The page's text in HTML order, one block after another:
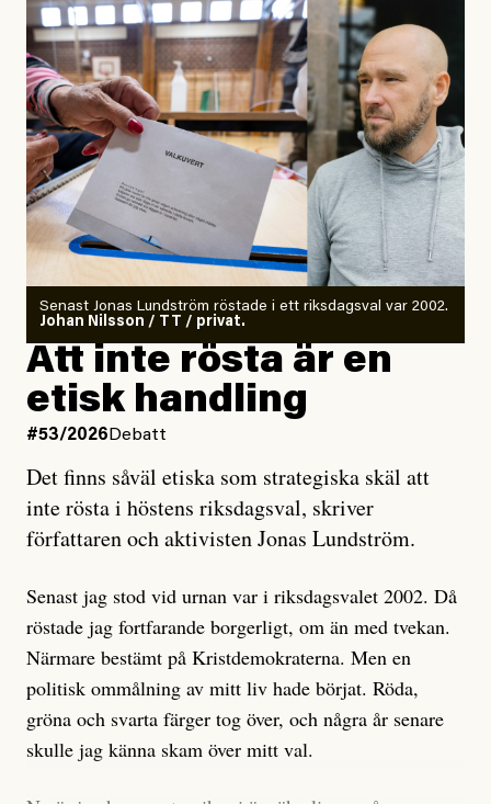
utpekas som israelisk infiltratör”. Enligt ingressen
handlar artikeln om en person vars ”bakgrund skapar
splittring och oro i rörelsen”. Problemet är att artikeln
skapar betydligt mer oro i palestinarörelsen – och den
oberoende vänstern – än den porträtterade personen
eller dess bakgrund.
Det finns en väldigt enkel regel inom alla politiska
rörelser när det gäller misstänkta infiltratörer:
Antingen har en bevis på att de är infiltratörer, och då
ska en gå ut med det så fort det bara går för att skydda
rörelsen. Eller så har en inga bevis, bara misstankar,
och då ska en efterforska diskret, just för att inte skapa
oro inom rörelsen.
Artikeln undersöker inte, som ETC påstår, ”vad som
är sant, vad som är rykten”, utan den bidrar bara till
ännu mer ryktesspridning. Det finns inte ett enda bevis
misstänkta personen är en infiltratör. Det som läsaren
får veta är att personen har ändrat sina politiska åsikter
under åren, att den har raderat tidigare innehåll på sina
sociala medier, att artikelns författare inte förstår sig
på personens ekonomi och att det tydligen finns
anonyma röster inom rörelsen som säger saker som
Senast Jonas Lundström röstade i ett riksdagsval var 2002.
Johan Nilsson / TT / privat.
Att inte rösta är en
etisk handling
#53/2026 Debatt
Det finns såväl etiska som strategiska skäl att
inte rösta i höstens riksdagsval, skriver
författaren och aktivisten Jonas Lundström.
Senast jag stod vid urnan var i riksdagsvalet 2002. Då
röstade jag fortfarande borgerligt, om än med tvekan.
Närmare bestämt på Kristdemokraterna. Men en
politisk ommålning av mitt liv hade börjat. Röda,
gröna och svarta färger tog över, och några år senare
skulle jag känna skam över mitt val.